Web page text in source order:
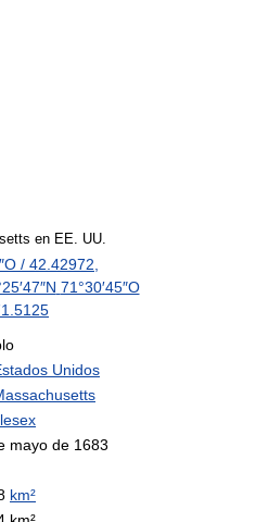
en EE. UU.
/ 42.42972
71°30′45″O
Unidos
mayo de 1683
km²